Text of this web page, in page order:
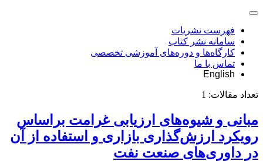
فهرست نشریات
سامانه نشر کتاب
کارگاه‌ها و دوره‌های آموزشی تخصصی
تماس با ما
English
تعداد مقالات: 1
مبانی و شیوه‌های ارزیابی غرامت براساس
رویکرد ارزش‌گذاری بازاری و استفاده از آن
در داوری‌های صنعت نفت